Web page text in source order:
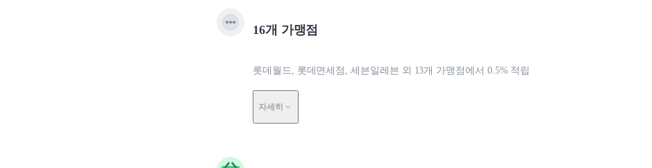
16개 가맹점
롯데월드, 롯데면세점, 세븐일레븐 외 13개 가맹점에서 0.5% 적립
자세히